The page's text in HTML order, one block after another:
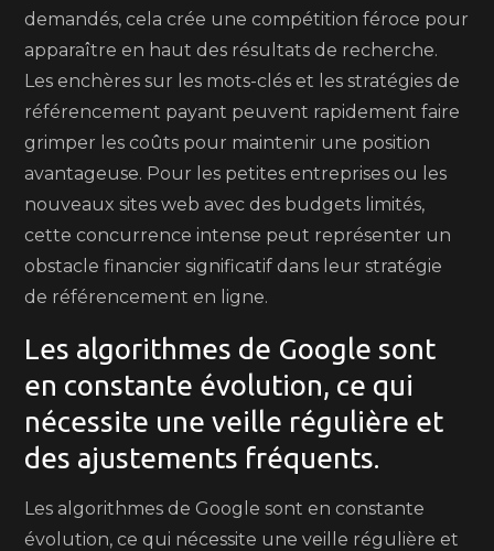
demandés, cela crée une compétition féroce pour
apparaître en haut des résultats de recherche.
Les enchères sur les mots-clés et les stratégies de
référencement payant peuvent rapidement faire
grimper les coûts pour maintenir une position
avantageuse. Pour les petites entreprises ou les
nouveaux sites web avec des budgets limités,
cette concurrence intense peut représenter un
obstacle financier significatif dans leur stratégie
de référencement en ligne.
Les algorithmes de Google sont
en constante évolution, ce qui
nécessite une veille régulière et
des ajustements fréquents.
Les algorithmes de Google sont en constante
évolution, ce qui nécessite une veille régulière et